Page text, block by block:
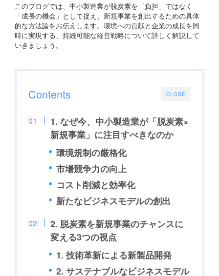
このブログでは、中小製造業が脱炭素を「負担」ではなく
「成長の機会」として捉え、新規事業を創出するための具体
的な方法論をお伝えします。環境への貢献と企業の成長を同
時に実現する、持続可能な経営戦略について詳しく解説して
いきましょう。
CLOSE
Contents
1. なぜ今、中小製造業が「脱炭素×
新規事業」に注目すべきなのか
環境規制の厳格化
市場競争力の向上
コスト削減と効率化
新たなビジネスモデルの創出
2. 脱炭素を新規事業のチャンスに
変える3つの視点
1. 技術革新による新製品開発
2. サステナブルなビジネスモデル